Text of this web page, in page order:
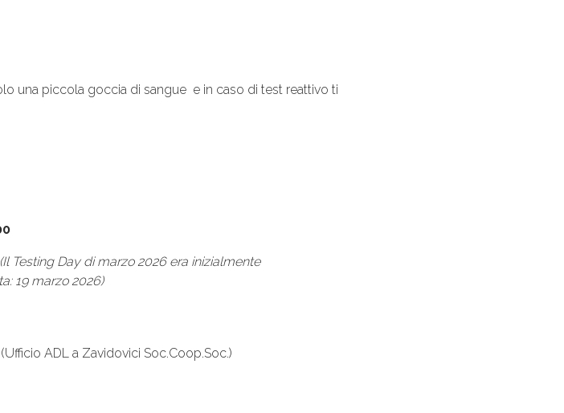
una piccola goccia di sangue e in caso di test reattivo ti
(Il Testing Day di marzo 2026 era inizialmente
19 marzo 2026)
ADL a Zavidovici Soc.Coop.Soc.)